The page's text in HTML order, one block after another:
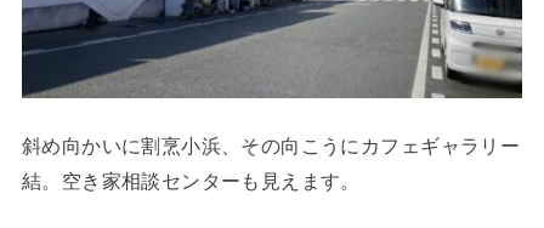
斜め向かいに割烹小浜、その向こうにカフェギャラリー
結。空き家相談センターも見えます。